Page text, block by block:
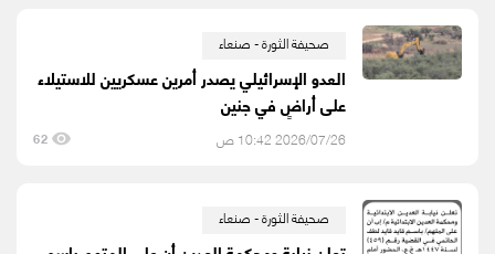
صحيفة الثورة - صنعاء
العدو الإسرائيلي يصدر أمرين عسكريين للاستيلاء
على أراضٍ في جنين
2026/07/26 10:42 ص 62
صحيفة الثورة - صنعاء